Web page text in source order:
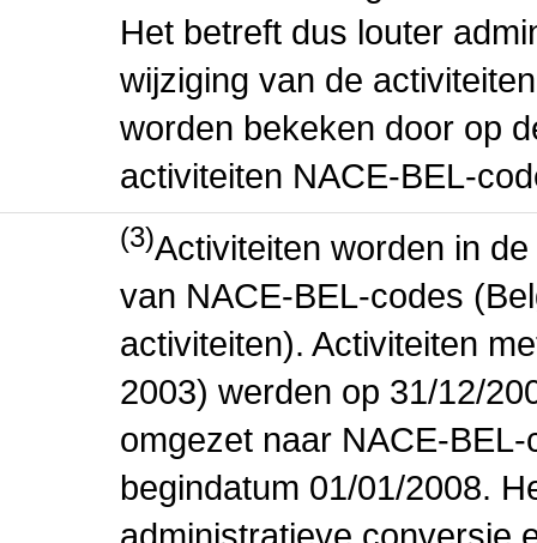
Het betreft dus louter
wijziging van de
worden bekeken door op
activiteiten NACE-BEL-
(3)Activiteiten worden in
van NACE-BEL-codes
activiteiten). Activiteiten
2003) werden op 31/12/
omgezet naar NACE-
begindatum 01/01/2008.
administratieve conversie